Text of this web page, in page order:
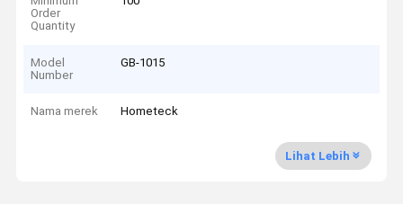
Order
Quantity
Model
Number
GB-1015
Nama merek Hometeck
Lihat Lebih